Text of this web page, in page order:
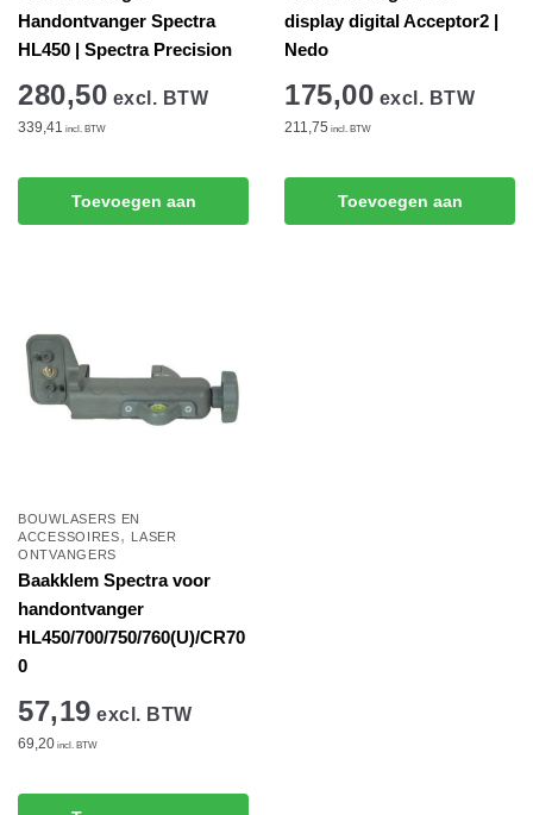
Handontvanger Spectra
HL450 | Spectra Precision
280,50 excl. BTW
339,41 incl. BTW
Toevoegen aan
display digital Acceptor2 |
Nedo
175,00 excl. BTW
211,75 incl. BTW
Toevoegen aan
BOUWLASERS EN
ACCESSOIRES, LASER
ONTVANGERS
Baakklem Spectra voor
handontvanger
HL450/700/750/760(U)/CR70
0
57,19 excl. BTW
69,20 incl. BTW